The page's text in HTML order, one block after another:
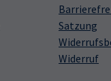
Satzung
Widerruf